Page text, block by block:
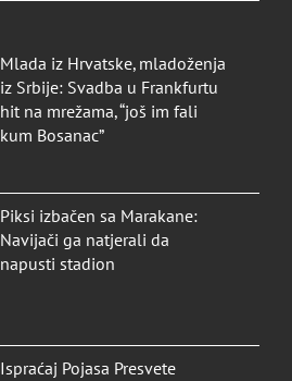
Mlada iz Hrvatske, mladoženja
iz Srbije: Svadba u Frankfurtu
hit na mrežama, “još im fali
kum Bosanac”
Piksi izbačen sa Marakane:
Navijači ga natjerali da
napusti stadion
Ispraćaj Pojasa Presvete